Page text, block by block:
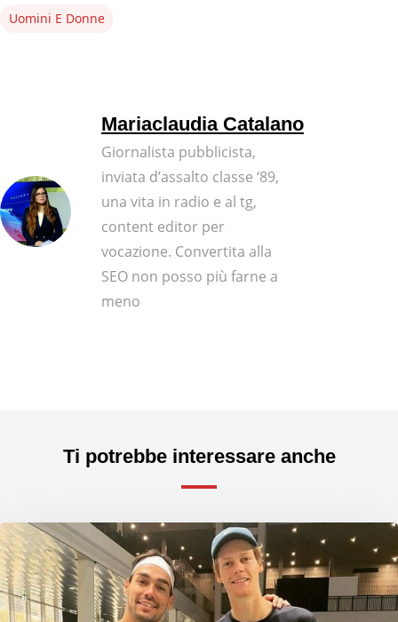
Uomini E Donne
Mariaclaudia Catalano
Giornalista pubblicista,
inviata d’assalto classe ‘89,
una vita in radio e al tg,
content editor per
vocazione. Convertita alla
SEO non posso più farne a
meno
Ti potrebbe interessare anche